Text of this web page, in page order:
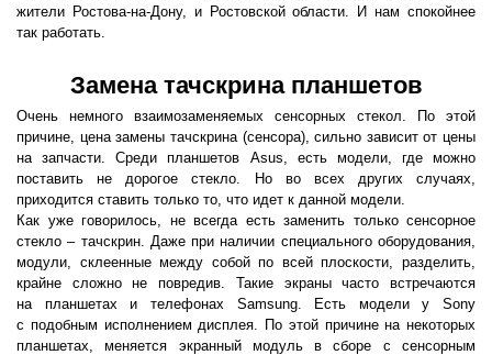
жители Ростова-на-Дону, и Ростовской области. И нам спокойнее
так работать.
Замена тачскрина планшетов
Очень немного взаимозаменяемых сенсорных стекол. По этой
причине, цена замены тачскрина (сенсора), сильно зависит от цены
на запчасти. Среди планшетов Asus, есть модели, где можно
поставить не дорогое стекло. Но во всех других случаях,
приходится ставить только то, что идет к данной модели.
Как уже говорилось, не всегда есть заменить только сенсорное
стекло – тачскрин. Даже при наличии специального оборудования,
модули, склеенные между собой по всей плоскости, разделить,
крайне сложно не повредив. Такие экраны часто встречаются
на планшетах и телефонах Samsung. Есть модели у Sony
с подобным исполнением дисплея. По этой причине на некоторых
планшетах, меняется экранный модуль в сборе с сенсорным